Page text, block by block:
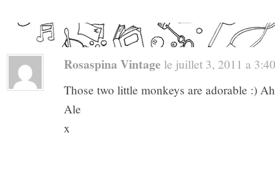
Rosaspina Vintage le juillet 3, 2011 a
Those two little monkeys are adorable :)
Ale
x